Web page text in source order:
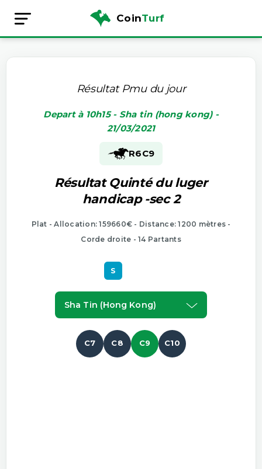
CoinTurf
Résultat Pmu du jour
Depart à 10h15 - Sha tin (hong kong) -
21/03/2021
R6C9
Résultat Quinté du luger
handicap -sec 2
Plat - Allocation: 159660€ - Distance: 1200 mètres -
Corde droite - 14 Partants
S
Sha Tin (hong Kong)
C7 C8 C9 C10